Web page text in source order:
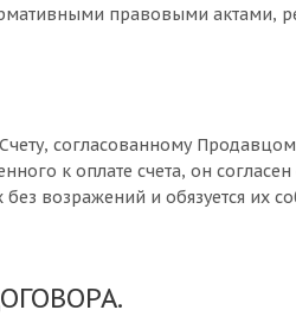
правовыми актами,
согласованному
к оплате счета, он
без возражений и обязуется их